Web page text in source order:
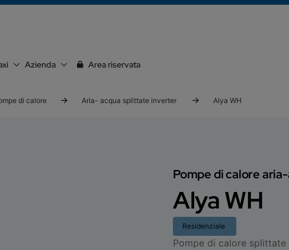
Azienda Area riservata
di calore Aria- acqua splittate inverter Alya WH
Pompe di calore
Alya WH
Residenziale
Pompe di calore